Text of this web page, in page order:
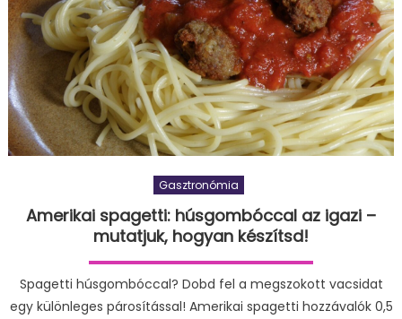
Gasztronómia
Amerikai spagetti: húsgombóccal az igazi –
mutatjuk, hogyan készítsd!
Spagetti húsgombóccal? Dobd fel a megszokott vacsidat
egy különleges párosítással! Amerikai spagetti hozzávalók 0,5